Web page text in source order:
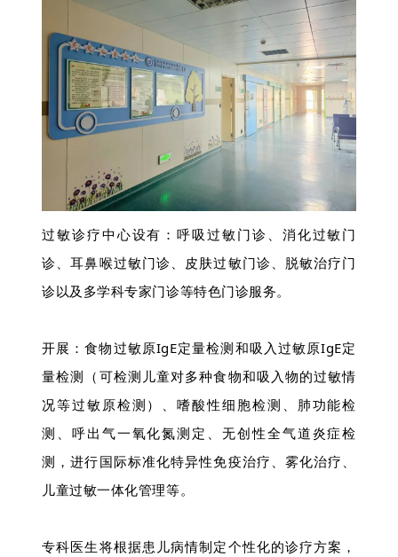
过敏诊疗中心设有：呼吸过敏门诊、消化过敏门
诊、耳鼻喉过敏门诊、皮肤过敏门诊、脱敏治疗门
诊以及多学科专家门诊等特色门诊服务。
开展：食物过敏原IgE定量检测和吸入过敏原IgE定
量检测（可检测儿童对多种食物和吸入物的过敏情
况等过敏原检测）、嗜酸性细胞检测、肺功能检
测、呼出气一氧化氮测定、无创性全气道炎症检
测，进行国际标准化特异性免疫治疗、雾化治疗、
儿童过敏一体化管理等。
专科医生将根据患儿病情制定个性化的诊疗方案，